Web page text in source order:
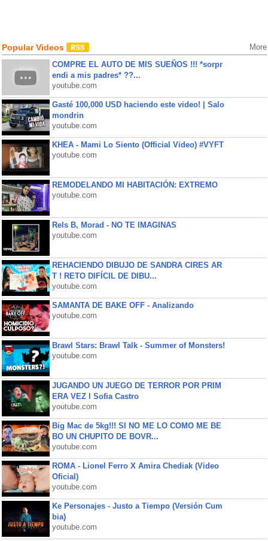
Popular Videos More
COMPRE EL AUTO DE MIS SUEÑOS !!! *sorpr
endi a mis padres* ??...
youtube.com
Gasté 100,000 USD haciendo este video! | Salo
mondrin
youtube.com
KHEA - Mami Lo Siento (Official Video) #VYFT
youtube.com
REMODELANDO MI HABITACIÓN: EXTREMO
youtube.com
Rels B, Morad - NO TE IMAGINAS
youtube.com
REHACIENDO DIBUJO DE SANDRA CIRES AR
T ! RETO DIFÍCIL DE DIBU...
youtube.com
SAMANTA DE BAKE OFF - Analizando
youtube.com
Brawl Stars: Brawl Talk - Summer of Monsters!
youtube.com
JUGANDO UN JUEGO DE TERROR POR PRIM
ERA VEZ l Sofia Castro
youtube.com
Big Mac de 5kg!!! SI NO ME LO COMO ME BE
BO UN CHUPITO DE BOVR...
youtube.com
ROMA - Lionel Ferro X Amira Chediak (Video
Oficial)
youtube.com
Ke Personajes - Justo a Tiempo (Versión Cum
bia)
youtube.com